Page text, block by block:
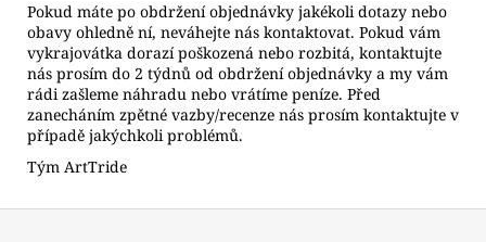
Pokud máte po obdržení objednávky jakékoli dotazy nebo
obavy ohledně ní, neváhejte nás kontaktovat. Pokud vám
vykrajovátka dorazí poškozená nebo rozbitá, kontaktujte
nás prosím do 2 týdnů od obdržení objednávky a my vám
rádi zašleme náhradu nebo vrátíme peníze. Před
zanecháním zpětné vazby/recenze nás prosím kontaktujte v
případě jakýchkoli problémů.
Tým ArtTride